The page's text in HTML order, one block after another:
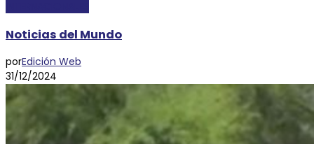
Noticias del Mundo
porEdición Web
31/12/2024